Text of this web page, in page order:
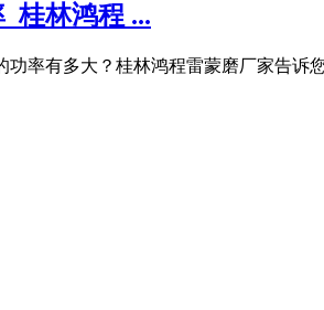
桂林鸿程 ...
率有多大？桂林鸿程雷蒙磨厂家告